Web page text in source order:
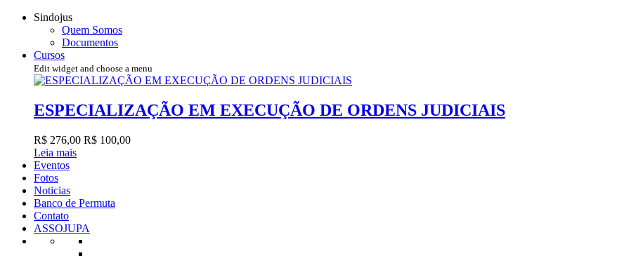
Sindojus
Quem Somos
Documentos
Cursos
Edit widget and choose a menu
ESPECIALIZAÇÃO EM EXECUÇÃO DE ORDENS JUDICIAIS
R$ 276,00 R$ 100,00
Leia mais
Eventos
Fotos
Noticias
Banco de Permuta
Contato
ASSOJUPA